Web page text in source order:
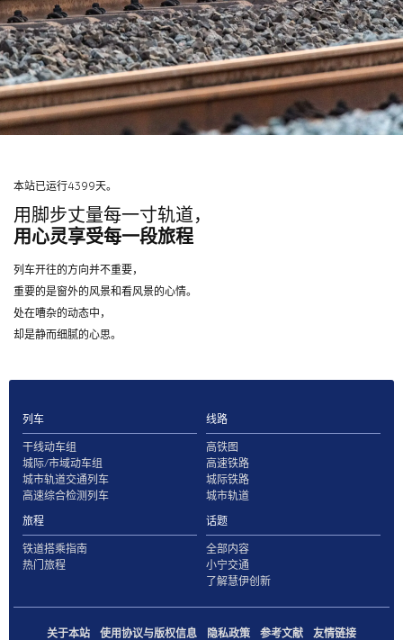
本站已运行4399天。
用脚步丈量每一寸轨道，
用心灵享受每一段旅程
列车开往的方向并不重要，
重要的是窗外的风景和看风景的心情。
处在嘈杂的动态中，
却是静而细腻的心思。
列车
干线动车组
城际/市域动车组
城市轨道交通列车
高速综合检测列车
线路
高铁图
高速铁路
城际铁路
城市轨道
旅程
铁道搭乘指南
热门旅程
话题
全部内容
小宁交通
了解慧伊创新
关于本站 使用协议与版权信息 隐私政策 参考文献 友情链接